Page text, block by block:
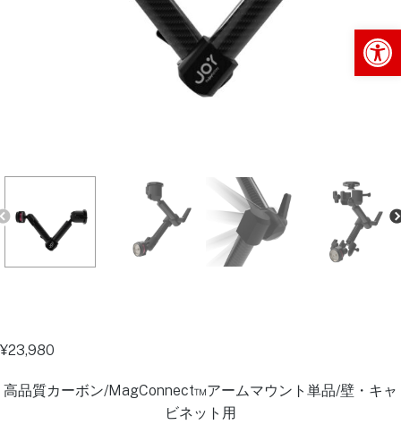
¥23,980
高品質カーボン/MagConnect™アームマウント単品/壁・キャ
ビネット用